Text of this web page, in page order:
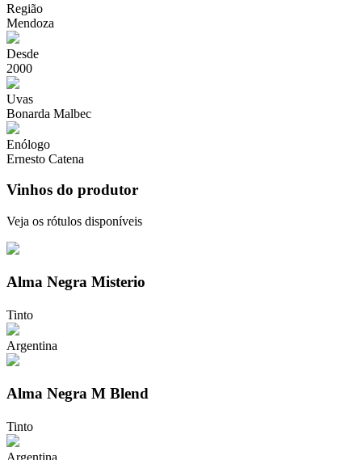
Região
Mendoza
Desde
2000
Uvas
Bonarda Malbec
Enólogo
Ernesto Catena
Vinhos do produtor
Veja os rótulos disponíveis
Alma Negra Misterio
Tinto
Argentina
Alma Negra M Blend
Tinto